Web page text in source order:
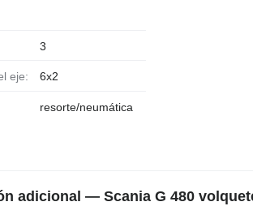
3
eje: 6x2
resorte/neumática
adicional — Scania G 480